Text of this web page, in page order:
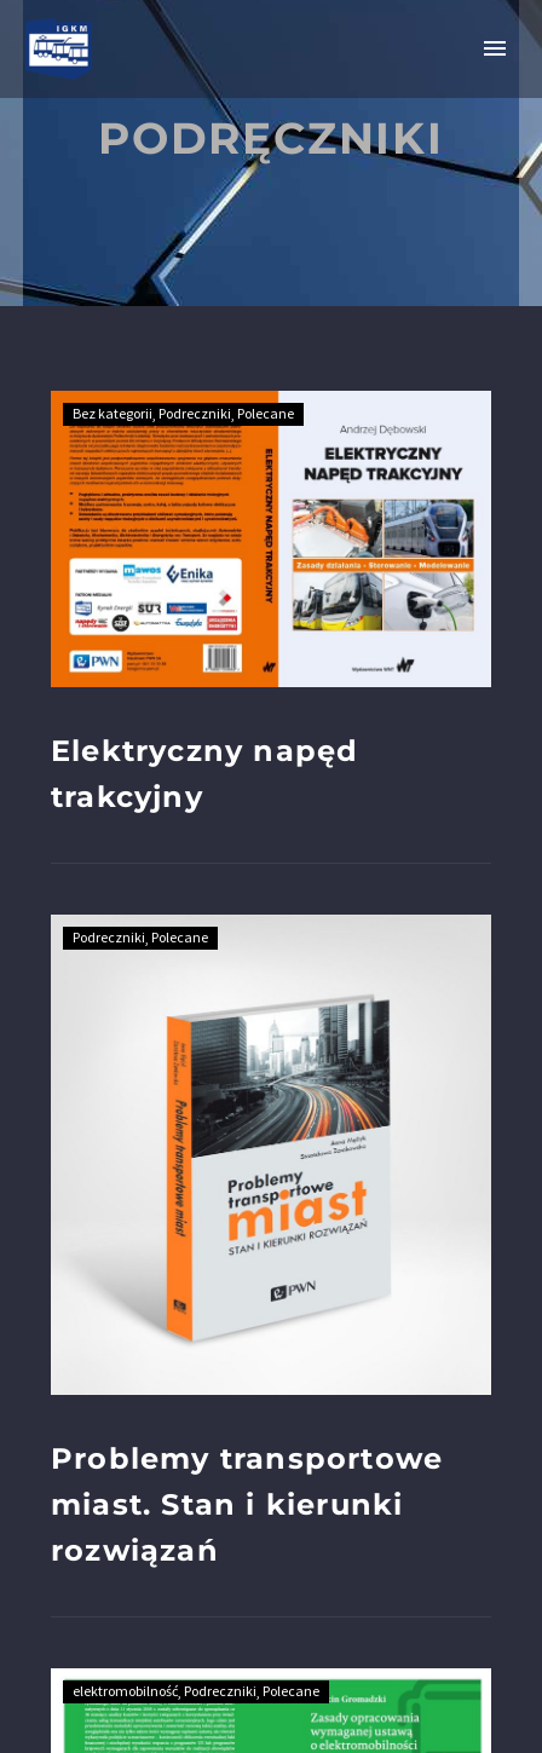
PODRĘCZNIKI
Bez kategorii Podreczniki Polecane
Elektryczny napęd
trakcyjny
Podreczniki Polecane
Problemy transportowe
miast. Stan i kierunki
rozwiązań
elektromobilność Podreczniki Polecane